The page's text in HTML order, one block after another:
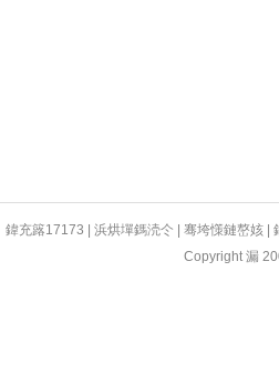
鍏充簬17173 |浜烘墠鎷涜仒 |骞垮憡鏈嶅姟 |
Copyright 漏